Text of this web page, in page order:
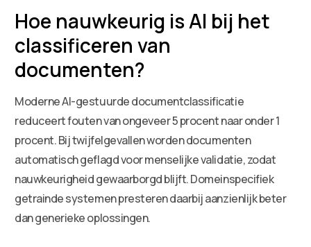
Hoe nauwkeurig is AI bij het
classificeren van
documenten?
Moderne AI-gestuurde documentclassificatie
reduceert fouten van ongeveer 5 procent naar onder 1
procent. Bij twijfelgevallen worden documenten
automatisch geflagd voor menselijke validatie, zodat
nauwkeurigheid gewaarborgd blijft. Domeinspecifiek
getrainde systemen presteren daarbij aanzienlijk beter
dan generieke oplossingen.